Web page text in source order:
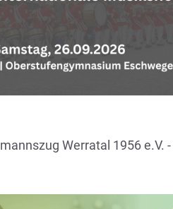
Werratal 1956 e.V. -